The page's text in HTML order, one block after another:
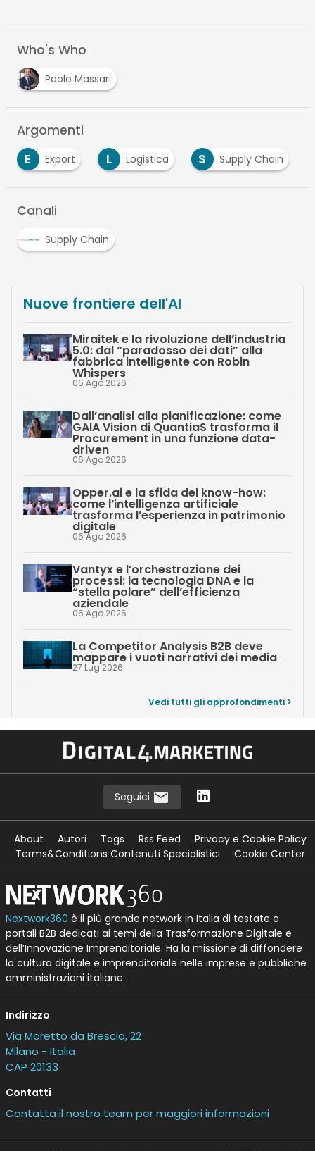
Who's Who
Paolo Massari
Argomenti
E
Export L Logistica S Supply Chain
Canali
Supply Chain
Nuove frontiere dell'AI
Miraitek e la rivoluzione dell’industria
5.0: dal “paradosso dei dati” alla
fabbrica intelligente con Robin
Whispers
06 Ago 2026
Dall’analisi alla pianificazione: come
GAIA Vision di QuantiaS trasforma il
Procurement in una funzione data-
driven
06 Ago 2026
Opper.ai e la sfida del know-how:
come l’intelligenza artificiale
trasforma l’esperienza in patrimonio
digitale
06 Ago 2026
Vantyx e l’orchestrazione dei
processi: la tecnologia DNA e la
“stella polare” dell’efficienza
aziendale
06 Ago 2026
La Competitor Analysis B2B deve
mappare i vuoti narrativi dei media
27 Lug 2026
Vedi tutti gli approfondimenti >
Seguici
About Autori Tags Rss Feed
Privacy e Cookie Policy
Terms&Conditions Contenuti Specialistici
Cookie Center
Nextwork360 è il più grande network in Italia di testate e
portali B2B dedicati ai temi della Trasformazione Digitale e
dell’Innovazione Imprenditoriale. Ha la missione di diffondere
la cultura digitale e imprenditoriale nelle imprese e pubbliche
amministrazioni italiane.
Indirizzo
Via Moretto da Brescia, 22
Milano - Italia
CAP 20133
Contatti
Contatta il nostro team per maggiori informazioni